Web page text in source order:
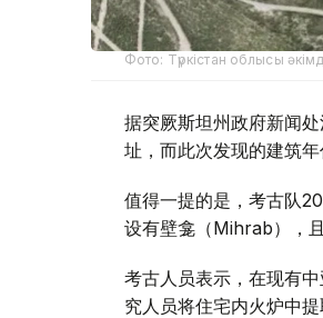
Фото: Түркістан облысы
据突厥斯坦州政府新闻
址，而此次发现的建筑
值得一提的是，考古队
设有壁龛（Mihrab），
考古人员表示，在现有
究人员将住宅内火炉中